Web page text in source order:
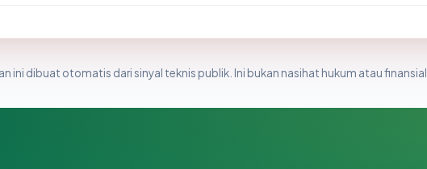
ini dibuat otomatis dari sinyal teknis publik. Ini bukan nasihat hukum atau finansial.